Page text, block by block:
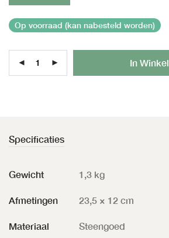
Op voorraad (kan nabesteld worden)
In
Specificaties
Gewicht 1,3 kg
Afmetingen 23,5 × 12 cm
Materiaal Steengoed